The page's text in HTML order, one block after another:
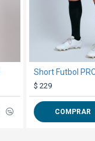
$ 229
COMPRAR